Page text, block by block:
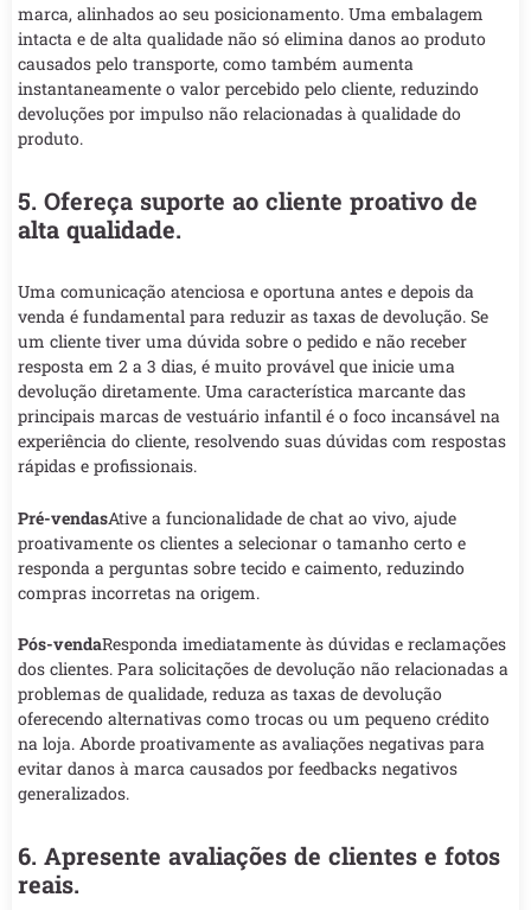
marca, alinhados ao seu posicionamento. Uma embalagem
intacta e de alta qualidade não só elimina danos ao produto
causados pelo transporte, como também aumenta
instantaneamente o valor percebido pelo cliente, reduzindo
devoluções por impulso não relacionadas à qualidade do
produto.
5. Ofereça suporte ao cliente proativo de
alta qualidade.
Uma comunicação atenciosa e oportuna antes e depois da
venda é fundamental para reduzir as taxas de devolução. Se
um cliente tiver uma dúvida sobre o pedido e não receber
resposta em 2 a 3 dias, é muito provável que inicie uma
devolução diretamente. Uma característica marcante das
principais marcas de vestuário infantil é o foco incansável na
experiência do cliente, resolvendo suas dúvidas com respostas
rápidas e profissionais.
Pré-vendasAtive a funcionalidade de chat ao vivo, ajude
proativamente os clientes a selecionar o tamanho certo e
responda a perguntas sobre tecido e caimento, reduzindo
compras incorretas na origem.
Pós-vendaResponda imediatamente às dúvidas e reclamações
dos clientes. Para solicitações de devolução não relacionadas a
problemas de qualidade, reduza as taxas de devolução
oferecendo alternativas como trocas ou um pequeno crédito
na loja. Aborde proativamente as avaliações negativas para
evitar danos à marca causados por feedbacks negativos
generalizados.
6. Apresente avaliações de clientes e fotos
reais.